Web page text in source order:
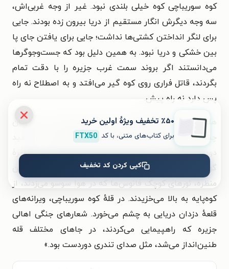
کوه سوریباچی کوه خیلی بلندی نبود. غیر از وجه غربی‌اش،
سه وجه دیگرش انگار مستقیم از دریا بیرون زده بودند. جایی
برای لنگر انداختن کشتی‌ها نداشت؛ جایی برای یافتن جای پا
بین خشکی و دریا نبود. به همین دلیل بود که جست‌وجوگرها
می‌دانستند اگر بروند سمت غرب جزیره را با دقت تمام
بگردند، قاتل فراری روی کوه گیر می‌افتد و به اصطلاح نه راه
پس دارد نه راه پیش.
هلال ماه روی شانهٔ کوه سوریباچی نشسته بود. ستارگان
چشمک‌زن انگار لحظه به لحظه چند برابر می‌شدند. دم سفید
دودی راه شیری در سرتاسر آسمان کشیده شده بود. جزیرهٔ
گوکومون غرق در نور نقره‌ای مه‌آلودی شده بود. در میانهٔ این
منظره، نورهای کوچک فانوس‌ها که در هوا سوسو می‌زدند، از
کوه‌پایه به بالا می‌خزیدند. در قلهٔ کوه سوریباچی، ویرانه‌های
قلعهٔ دزدان دریایی به چشم می‌خورد. شعارهای جنگی اهالی
جزیره که راهپیمایی می‌کردند، در جاهای مختلف قله
طنین‌انداز می‌شد، مثل صدای تندری دوردست بود.»
٪۵۰ تخفیف ویژۀ اولین خرید
برای کتاب‌های متنی، با کد FTX50
کپی کردن کد تخفیف